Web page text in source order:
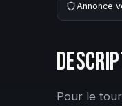
Annonce
Pour le